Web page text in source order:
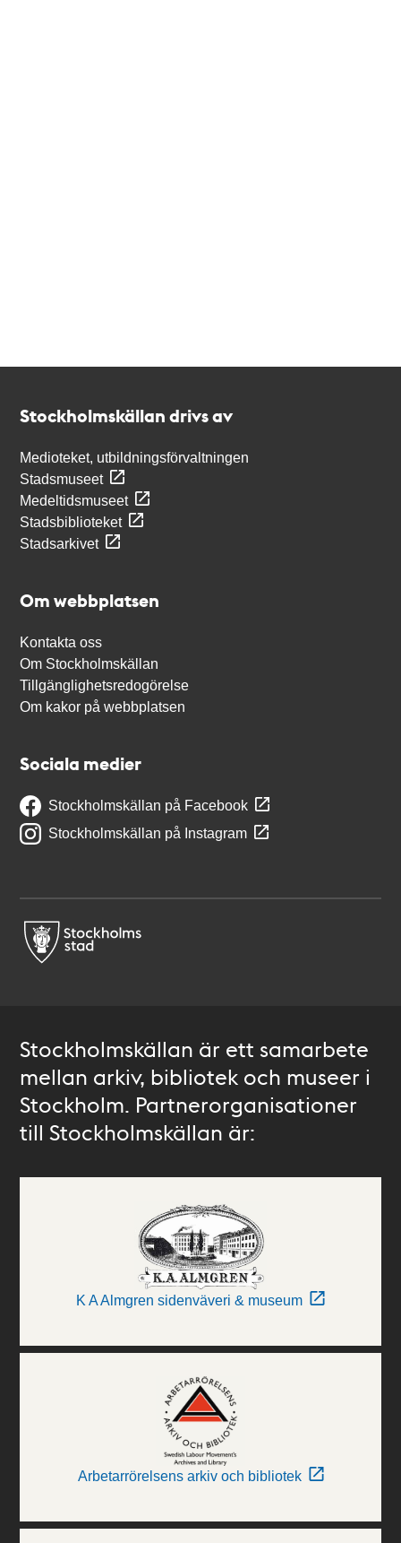
Stockholmskällan drivs av
Medioteket, utbildningsförvaltningen
Stadsmuseet
Medeltidsmuseet
Stadsbiblioteket
Stadsarkivet
Om webbplatsen
Kontakta oss
Om Stockholmskällan
Tillgänglighetsredogörelse
Om kakor på webbplatsen
Sociala medier
Stockholmskällan på Facebook
Stockholmskällan på Instagram
Stockholmskällan är ett samarbete
mellan arkiv, bibliotek och museer i
Stockholm. Partnerorganisationer
till Stockholmskällan är:
K A Almgren sidenväveri & museum
Arbetarrörelsens arkiv och bibliotek